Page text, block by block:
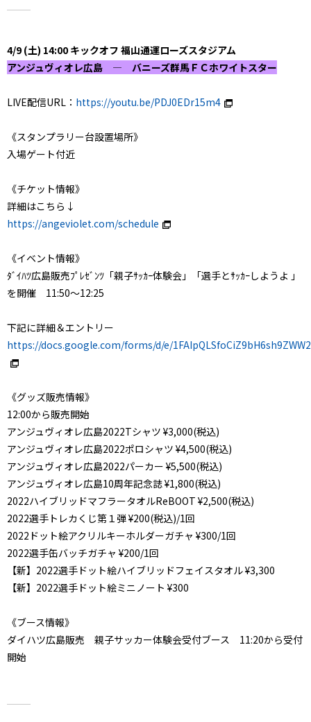
4/9 (土) 14:00 キックオフ 福山通運ローズスタジアム
アンジュヴィオレ広島 ― バニーズ群馬ＦＣホワイトスター
LIVE配信URL： https://youtu.be/PDJ0EDr15m4
《スタンプラリー台設置場所》
入場ゲート付近
《チケット情報》
詳細はこちら↓
https://angeviolet.com/schedule
《イベント情報》
ﾀﾞｲﾊﾂ広島販売ﾌﾟﾚｾﾞﾝﾂ「親子ｻｯｶｰ体験会」「選手とｻｯｶｰしようよ 」
を開催 11:50～12:25
下記に詳細＆エントリー
https://docs.google.com/forms/d/e/
《グッズ販売情報》
12:00から販売開始
アンジュヴィオレ広島2022Tシャツ ¥3,000(税込)
アンジュヴィオレ広島2022ポロシャツ ¥4,500(税込)
アンジュヴィオレ広島2022パーカー ¥5,500(税込)
アンジュヴィオレ広島10周年記念誌 ¥1,800(税込)
2022ハイブリッドマフラータオルReBOOT ¥2,500(税込)
2022選手トレカくじ第１弾 ¥200(税込)/1回
2022ドット絵アクリルキーホルダーガチャ ¥300/1回
2022選手缶バッチガチャ ¥200/1回
【新】2022選手ドット絵ハイブリッドフェイスタオル ¥3,300
【新】2022選手ドット絵ミニノート ¥300
《ブース情報》
ダイハツ広島販売 親子サッカー体験会受付ブース 11:20から受付
開始